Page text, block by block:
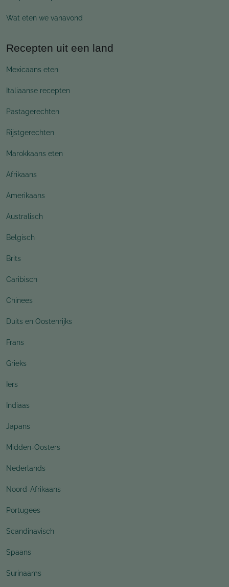
Wat eten we vanavond
Recepten uit een land
Mexicaans eten
Italiaanse recepten
Pastagerechten
Rijstgerechten
Marokkaans eten
Afrikaans
Amerikaans
Australisch
Belgisch
Brits
Caribisch
Chinees
Duits en Oostenrijks
Frans
Grieks
Iers
Indiaas
Japans
Midden-Oosters
Nederlands
Noord-Afrikaans
Portugees
Scandinavisch
Spaans
Surinaams